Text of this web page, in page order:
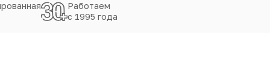
Работаем
с 1995 года